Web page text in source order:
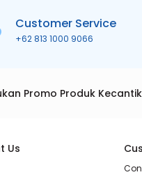
Customer Service
+62 813 1000 9066
Promo Produk
Us